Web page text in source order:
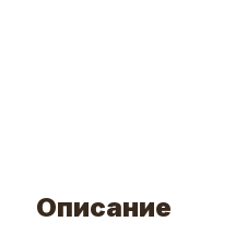
Описание